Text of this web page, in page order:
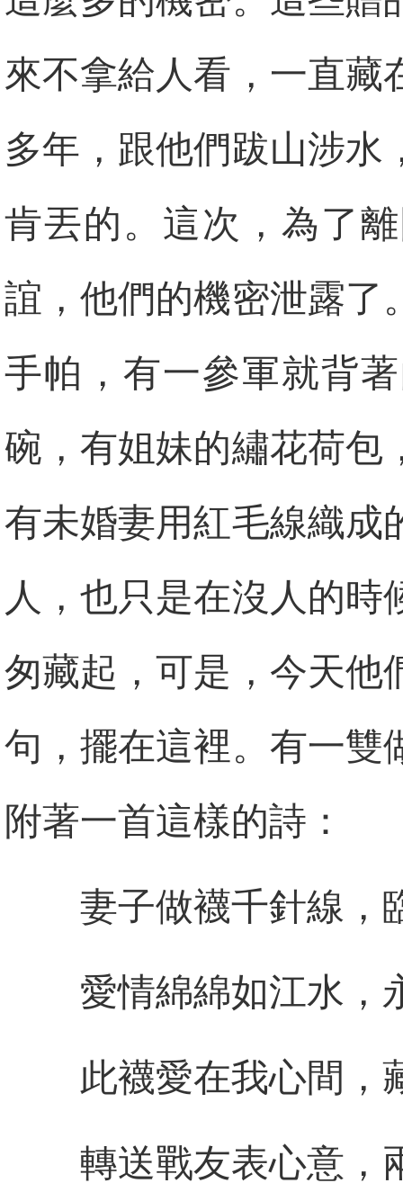
來不拿給人看，一直藏
多年，跟他們跋山涉水
肯丟的。這次，為了
誼，他們的機密泄露了
手帕，有一參軍就背
碗，有姐妹的繡花荷包
有未婚妻用紅毛線織成
人，也只是在沒人的時
匆藏起，可是，今天他
句，擺在這裡。有一雙
附著一首這樣的詩：
妻子做襪千針線，
愛情綿綿如江水，
此襪愛在我心間，
轉送戰友表心意，